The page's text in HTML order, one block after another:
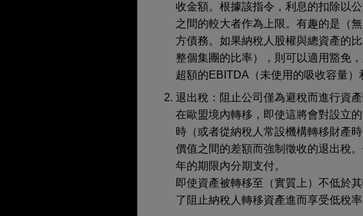
收金額。根據該指令，利息的扣除以
之間的較大者作為上限。有趣的是（
方債務。如果納稅人股權與總資產的
整個集團的比率），則可以適用豁免
超額的EBITDA（未使用的吸收容量）
退出稅：阻止公司僅為避稅而進行資
在歐盟境內轉移，即使這將會對設立
時（或者從納稅人常設機構轉移財產
價值之間的差額而強制徵收的退出稅
年的期限內分期支付。
即使資產被轉移至（實質上）不低於
了阻止納稅人轉移資產進而享受低稅